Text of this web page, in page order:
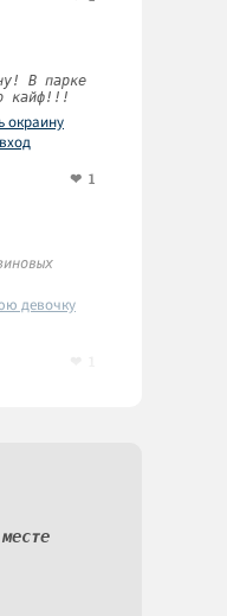
В парке
кайф!!!
окраину
1
девочку